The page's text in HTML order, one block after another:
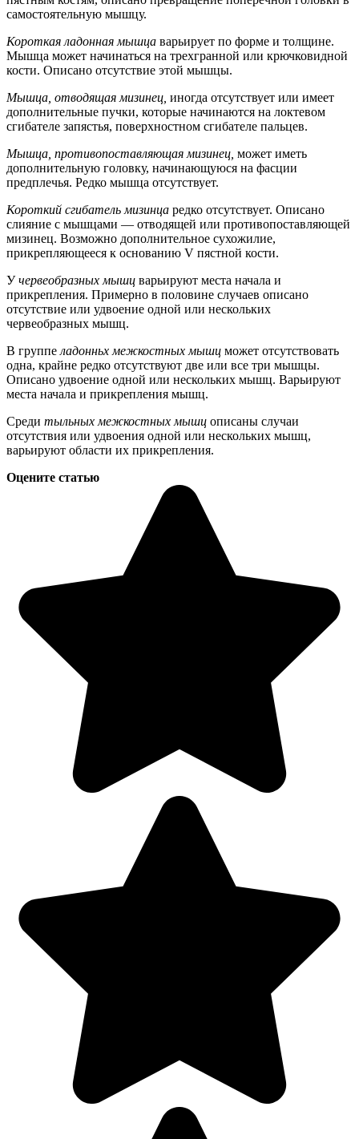
самостоятельную мышцу.
Короткая ладонная мышца варьирует по форме и толщине.
Мышца может начинаться на трехгранной или крючковидной
кости. Описано отсутствие этой мышцы.
Мышца, отводящая мизинец, иногда отсутствует или имеет
дополнительные пучки, которые начинаются на локтевом
сгибателе запястья, поверхностном сгибателе пальцев.
Мышца, противопоставляющая мизинец, может иметь
дополнительную головку, начинающуюся на фасции
предплечья. Редко мышца отсутствует.
Короткий сгибатель мизинца редко отсутствует. Описано
слияние с мышцами — отводящей или противопоставляющей
мизинец. Возможно дополнительное сухожилие,
прикрепляющееся к основанию V пястной кости.
Учервеобразных мышц варьируют места начала и
прикрепления. Примерно в половине случаев описано
отсутствие или удвоение одной или нескольких
червеобразных мышц.
В группе ладонньх межкостных мышц может отсутствовать
одна, крайне редко отсутствуют две или все три мышцы.
Описано удвоение одной или нескольких мышц. Варьируют
места начала и прикрепления мышц.
Среди тыльных межкостных мышц описаны случаи
отсутствия или удвоения одной или нескольких мышц,
варьируют области их прикрепления.
Оцените статью